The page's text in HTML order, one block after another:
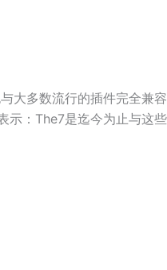
大多数流行的插件完全兼
：The7是迄今为止与这